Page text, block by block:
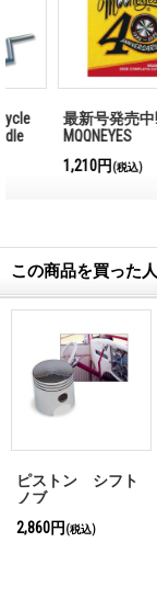
最新号発売中!!
MQQNEYES
Magazine No.28 2026
1,210円 (税込)
この商品を買った
Chrome T シフト
16,500円